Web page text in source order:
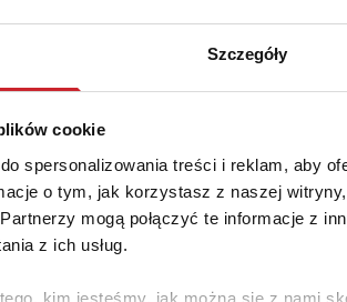
Szczegóły
cookie
spersonalizowania treści i reklam, aby
o tym, jak korzystasz z naszej
mogą połączyć te informacje z
z ich usług.
kim jesteśmy, jak można się z nami
i jak bezpiecznie zakupić
jest Ubezpieczeniowy Fundusz
m.in. rodzaju samochodu. Jeżeli
zapłacić zgodnie z poniższą